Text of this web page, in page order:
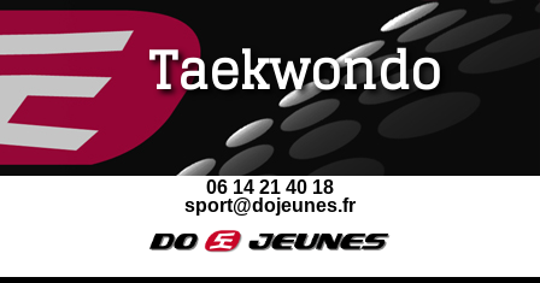
Taekwondo
06 14 21 40 18
sport@dojeunes.fr